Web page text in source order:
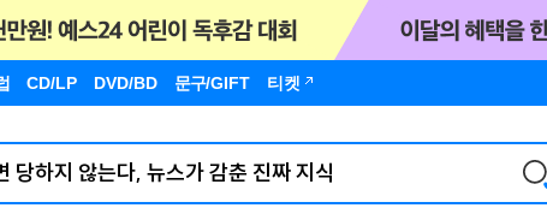
CD/LP DVD/BD 문구/GIFT 티켓